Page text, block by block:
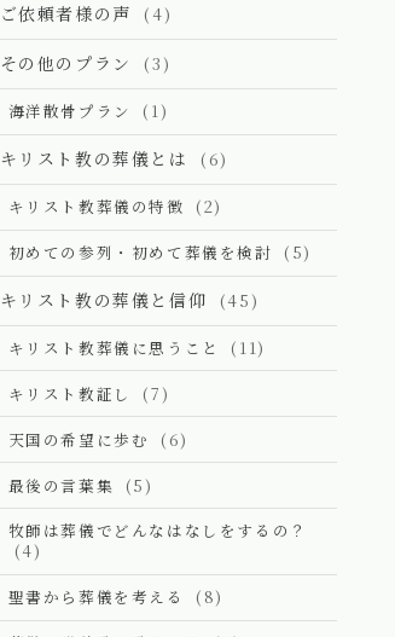
ご依頼者様の声 (4)
その他のプラン (3)
海洋散骨プラン (1)
キリスト教の葬儀とは (6)
キリスト教葬儀の特徴
(2)
初めての参列・初めて葬儀を検討
(5)
キリスト教の葬儀と信仰 (45)
キリスト教葬儀に思うこと
(11)
キリスト教証し
(7)
天国の希望に歩む
(6)
最後の言葉集
(5)
牧師は葬儀でどんなはなしをするの？
(4)
聖書から葬儀を考える
(8)